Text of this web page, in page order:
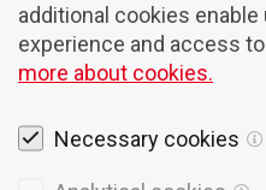
additional cookies
experience and access
more about cookies.
Necessary cookies